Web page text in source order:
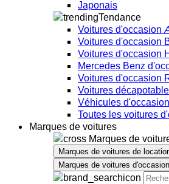
Japonais
Tendance
Voitures d'occasion
Voitures d'occasion
Voitures d'occasion
Mercedes Benz
Voitures d'occasion
Voitures
Véhicules d'occasion
Toutes les voitures
Marques de voitures
Marques de
Marques de voitures de
Marques de voitures d'occasion